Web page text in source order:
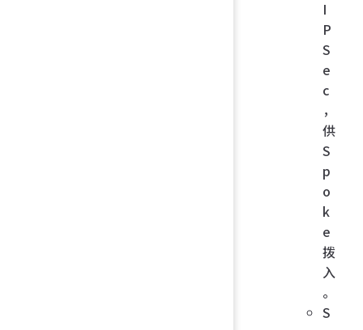
I
P
S
e
c
，
供
S
p
o
k
e
拨
入
。
S